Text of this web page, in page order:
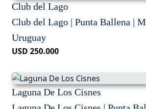
Club del Lago
Club del Lago | Punta Ballena |
Uruguay
USD 250.000
Laguna De Los Cisnes